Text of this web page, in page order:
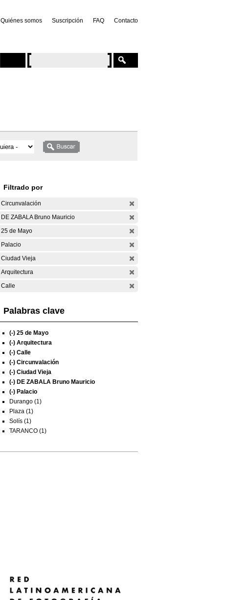
Quiénes somos Suscripción FAQ Contacto
Filtrado por
Circunvalación
DE ZABALA Bruno Mauricio
25 de Mayo
Palacio
Ciudad Vieja
Arquitectura
Calle
Palabras clave
(-) 25 de Mayo
(-) Arquitectura
(-) Calle
(-) Circunvalación
(-) Ciudad Vieja
(-) DE ZABALA Bruno Mauricio
(-) Palacio
Durango (1)
Plaza (1)
Solís (1)
TARANCO (1)